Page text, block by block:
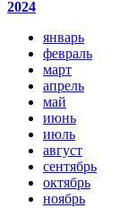
2024
январь
февраль
март
апрель
май
июнь
июль
август
сентябрь
октябрь
ноябрь